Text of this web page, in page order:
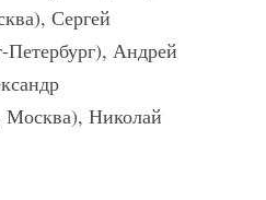
Сергей
Андрей
Москва), Николай